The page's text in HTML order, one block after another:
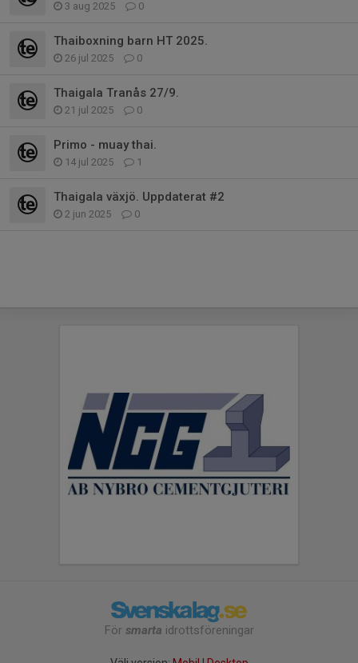
3 aug 2025 0
Thaiboxning barn HT 2025.
26 jul 2025 0
Thaigala Tranås 27/9.
21 jul 2025 0
Primo - muay thai.
14 jul 2025 1
Thaigala växjö. Uppdaterat #2
2 jun 2025 0
För smarta idrottsföreningar